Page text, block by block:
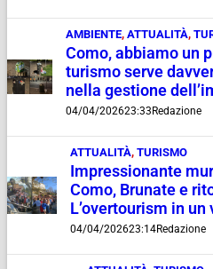
AMBIENTE,ATTUALITÀ,
Como, abbiamo un
turismo serve
nella gestione
04/04/202623:33Redazione
ATTUALITÀ,TURISMO
Impressionante
Como, Brunate e
L’overtourism in un
04/04/202623:14Redazione